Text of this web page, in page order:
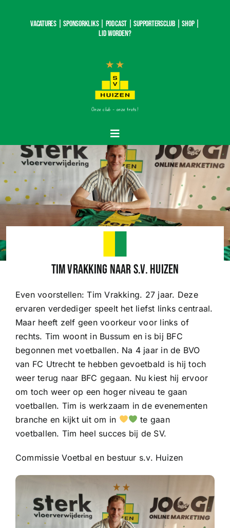
Vacatures | SponsorKliks | Podcast |Supportersclub|Shop|
Lid worden?
Onze club – onze trots!
Toggle
Navigatie
Home
Nieuws
Teams
Wedstrijden
Trainingsschema
Leden
Clubinformatie
Het eerste
Organisatie
Commissies
Tim Vrakking naar s.v. Huizen
Even voorstellen: Tim Vrakking. 27 jaar. Deze
ervaren verdediger speelt het liefst links centraal.
Maar heeft zelf geen voorkeur voor links of
rechts. Tim woont in Bussum en is bij BFC
begonnen met voetballen. Na 4 jaar in de BVO
van FC Utrecht te hebben gevoetbald is hij toch
weer terug naar BFC gegaan. Nu kiest hij ervoor
om toch weer op een hoger niveau te gaan
voetballen. Tim is werkzaam in de evenementen
branche en kijkt uit om in
te gaan
voetballen. Tim heel succes bij de SV.
Commissie Voetbal en bestuur s.v. Huizen